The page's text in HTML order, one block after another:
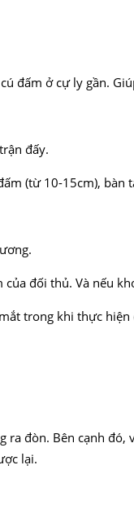
đấm ở cự ly gần.
đấy.
(từ 10-15cm),
đối thủ. Và nếu
trong khi thực hiện
đòn. Bên cạnh
lại.